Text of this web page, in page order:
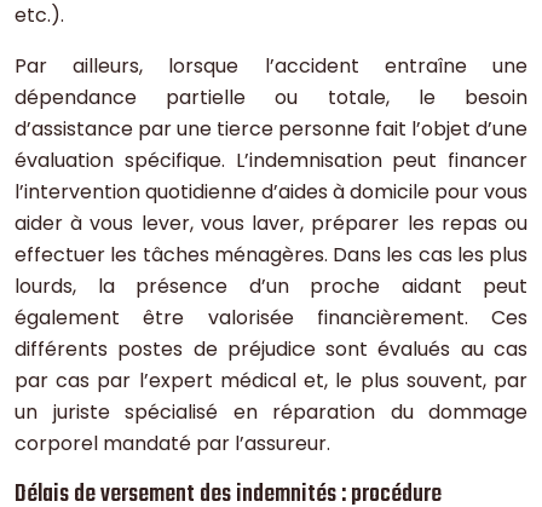
etc.).
Par ailleurs, lorsque l’accident entraîne une
dépendance partielle ou totale, le besoin
d’assistance par une tierce personne fait l’objet d’une
évaluation spécifique. L’indemnisation peut financer
l’intervention quotidienne d’aides à domicile pour vous
aider à vous lever, vous laver, préparer les repas ou
effectuer les tâches ménagères. Dans les cas les plus
lourds, la présence d’un proche aidant peut
également être valorisée financièrement. Ces
différents postes de préjudice sont évalués au cas
par cas par l’expert médical et, le plus souvent, par
un juriste spécialisé en réparation du dommage
corporel mandaté par l’assureur.
Délais de versement des indemnités : procédure